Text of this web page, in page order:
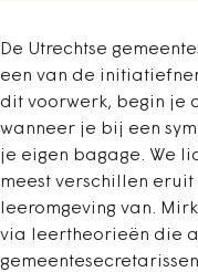
De Utrechtse
een van de
dit voorwerk, begin je
wanneer je bij een
je eigen bagage. We
meest verschillen
leeromgeving van.
via leertheorieën die